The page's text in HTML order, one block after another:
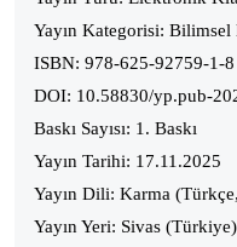
Yayın Kategorisi: Bilimsel
ISBN: 978-625-92759-1-8
DOI: 10.58830/yp.pub-
Baskı Sayısı: 1. Baskı
Yayın Tarihi: 17.11.2025
Yayın Dili: Karma
Yayın Yeri: Sivas (Türkiye)